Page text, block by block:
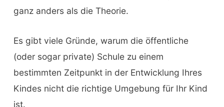
ganz anders als die Theorie.
Es gibt viele Gründe, warum die öffentliche
(oder sogar private) Schule zu einem
bestimmten Zeitpunkt in der Entwicklung Ihres
Kindes nicht die richtige Umgebung für Ihr Kind
ist.